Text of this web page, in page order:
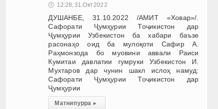
🕔 12:28, 31.Окт 2022
ДУШАНБЕ, 31.10.2022 /АМИТ «Ховар»/.
Сафорати Ҷумҳурии Тоҷикистон дар
Ҷумҳурии Узбекистон ба хабари баъзе
расонаҳо оид ба мулоқоти Сафир А.
Раҳмонзода бо муовини аввали Раиси
Кумитаи давлатии гумруки Узбекистон И.
Мухтаров дар чунин шакл ислоҳ намуд:
Сафорати Ҷумҳурии Тоҷикистон дар
Ҷумҳурии
Матни пурра ▸